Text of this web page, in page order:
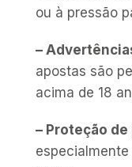
ou à pressão
–
apostas são
acima de 18
– Proteção